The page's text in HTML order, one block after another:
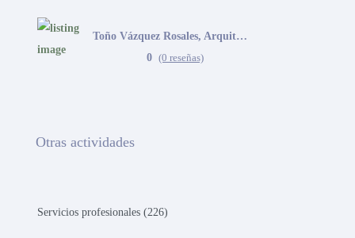
Toño Vázquez Rosales, Arquitecto
0 (0 reseñas)
Otras actividades
Servicios profesionales (226)